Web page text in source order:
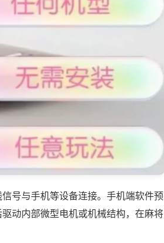
号与手机等设备连接。手机端软件预
动内部微型电机或机械结构，在麻将